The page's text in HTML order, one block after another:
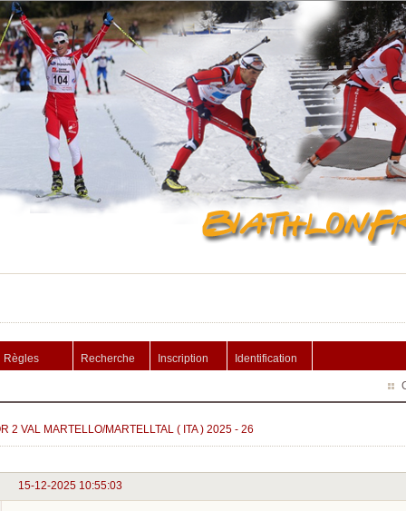
Règles Recherche Inscription Identification
2 VAL MARTELLO/MARTELLTAL ( ITA ) 2025 - 26
15-12-2025 10:55:03